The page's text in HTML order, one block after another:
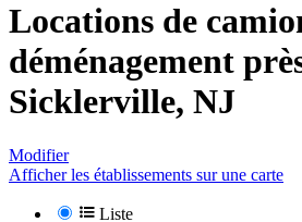
Locations de
déménagement
Sicklerville, NJ
Modifier
Afficher les établissements sur une carte
Liste